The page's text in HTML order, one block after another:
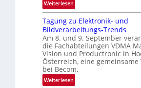
ö
g
l
i
c
h
k
e
i
t
h
d
e
r
i
n
V
I
Weiterlesen:
G
u
i
d
e
d
T
o
u
Tagung zu Elektronik- und
Bildverarbeitungs-Trends
Am 8. und 9. September
die Fachabteilungen VDMA
Vision und Productronic in
Österreich, eine gemeinsame
bei Becom.
Weiterlesen: